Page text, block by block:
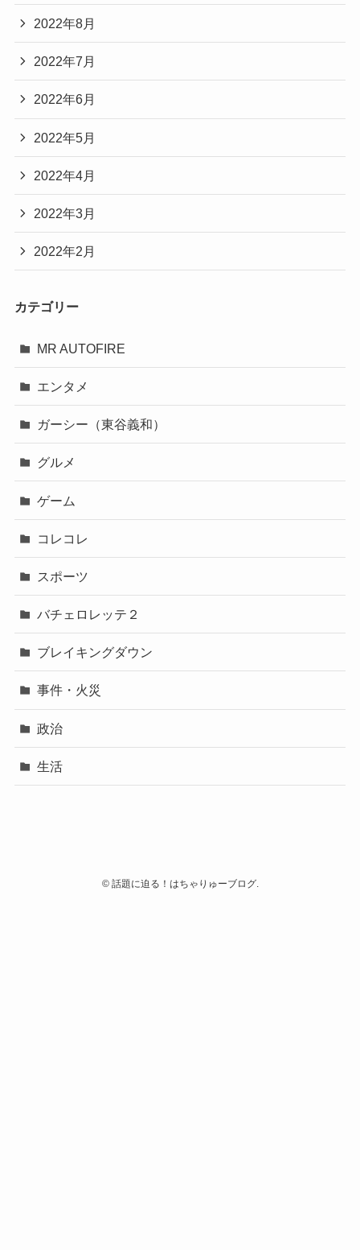
2022年8月
2022年7月
2022年6月
2022年5月
2022年4月
2022年3月
2022年2月
カテゴリー
MR AUTOFIRE
エンタメ
ガーシー（東谷義和）
グルメ
ゲーム
コレコレ
スポーツ
バチェロレッテ２
ブレイキングダウン
事件・火災
政治
生活
©話題に迫る！はちゃりゅーブログ.